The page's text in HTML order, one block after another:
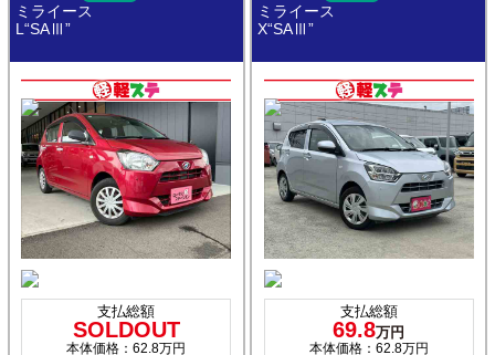
ミライース
L“SAⅢ”
支払総額
SOLDOUT
本体価格：62.8万円
ミライース
X“SAⅢ”
支払総額
69.8万円
本体価格：62.8万円